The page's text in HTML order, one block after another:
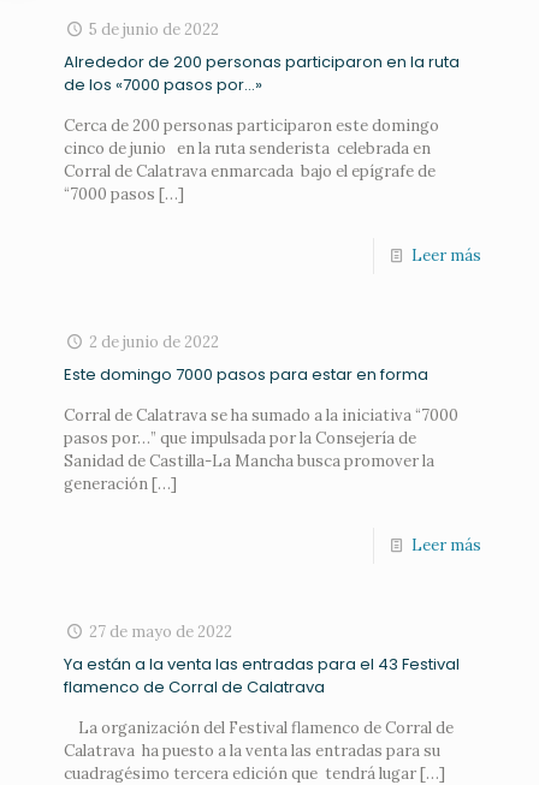
5 de junio de 2022
Alrededor de 200 personas participaron en la ruta
de los «7000 pasos por…»
Cerca de 200 personas participaron este domingo
cinco de junio en la ruta senderista celebrada en
Corral de Calatrava enmarcada bajo el epígrafe de
“7000 pasos […]
Leer más
2 de junio de 2022
Este domingo 7000 pasos para estar en forma
Corral de Calatrava se ha sumado a la iniciativa “7000
pasos por…” que impulsada por la Consejería de
Sanidad de Castilla-La Mancha busca promover la
generación[…]
Leer más
27 de mayo de 2022
Ya están a la venta las entradas para el 43 Festival
flamenco de Corral de Calatrava
La organización del Festival flamenco de Corral de
Calatrava ha puesto a la venta las entradas para su
cuadragésimo tercera edición que tendrá lugar[…]